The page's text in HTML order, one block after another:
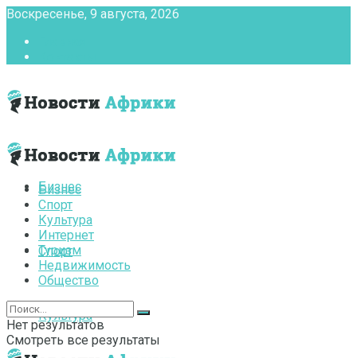
Воскресенье, 9 августа, 2026
Бизнес
Спорт
Культура
Бизнес
Спорт
Культура
Интернет
Туризм
Недвижимость
Общество
Нет результатов
Смотреть все результаты